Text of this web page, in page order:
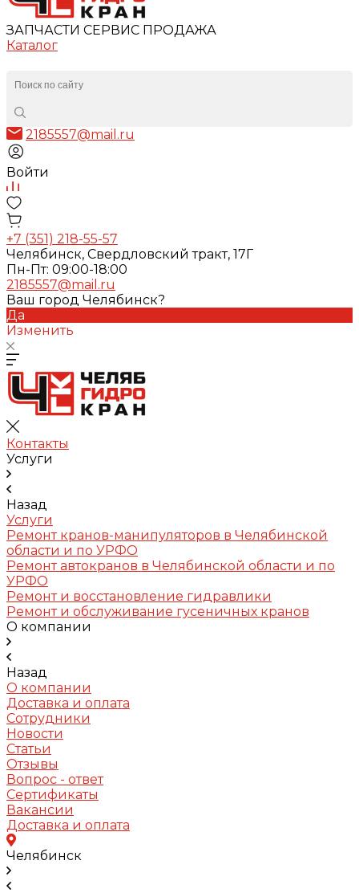
ЗАПЧАСТИ СЕРВИС ПРОДАЖА
Каталог
2185557@mail.ru
Войти
+7 (351) 218-55-57
Челябинск, Свердловский тракт, 17Г
Пн-Пт: 09:00-18:00
2185557@mail.ru
Ваш город Челябинск?
Да
Изменить
Контакты
Услуги
Назад
Услуги
Ремонт кранов-манипуляторов в Челябинской
области и по УРФО
Ремонт автокранов в Челябинской области и по
УРФО
Ремонт и восстановление гидравлики
Ремонт и обслуживание гусеничных кранов
О компании
Назад
О компании
Доставка и оплата
Сотрудники
Новости
Статьи
Отзывы
Вопрос - ответ
Сертификаты
Вакансии
Доставка и оплата
Челябинск